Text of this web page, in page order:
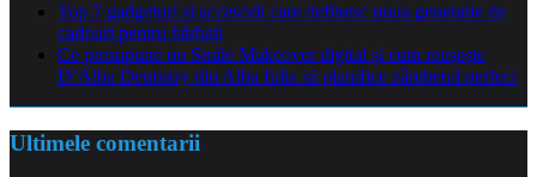
Top 7 gadgeturi și accesorii care definesc noua generație de
cadouri pentru bărbați
Ce presupune un Smile Makeover digital și cum reușește
D’Alba Dentistry din Alba Iulia să planifice zâmbetul perfect
Ultimele comentarii